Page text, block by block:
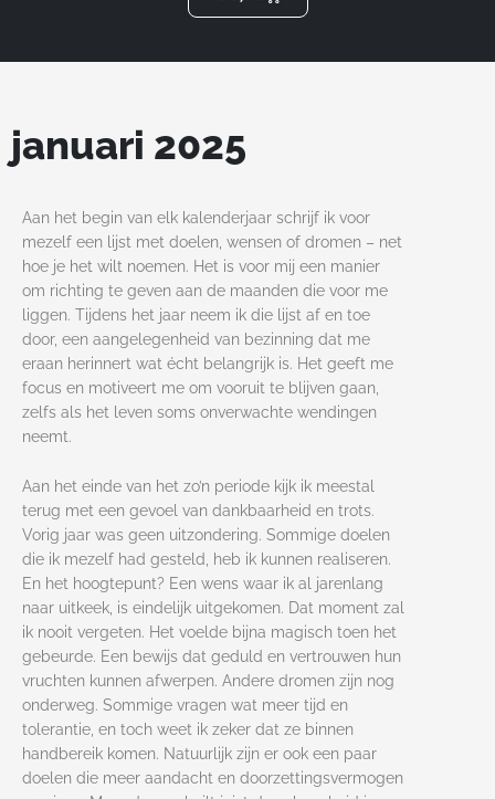
m
januari 2025
Aan het begin van elk kalenderjaar schrijf ik voor
mezelf een lijst met doelen, wensen of dromen – net
hoe je het wilt noemen. Het is voor mij een manier
om richting te geven aan de maanden die voor me
liggen. Tijdens het jaar neem ik die lijst af en toe
door, een aangelegenheid van bezinning dat me
eraan herinnert wat écht belangrijk is. Het geeft me
focus en motiveert me om vooruit te blijven gaan,
zelfs als het leven soms onverwachte wendingen
neemt.
Aan het einde van het zo’n periode kijk ik meestal
terug met een gevoel van dankbaarheid en trots.
Vorig jaar was geen uitzondering. Sommige doelen
die ik mezelf had gesteld, heb ik kunnen realiseren.
En het hoogtepunt? Een wens waar ik al jarenlang
naar uitkeek, is eindelijk uitgekomen. Dat moment zal
ik nooit vergeten. Het voelde bijna magisch toen het
gebeurde. Een bewijs dat geduld en vertrouwen hun
vruchten kunnen afwerpen. Andere dromen zijn nog
onderweg. Sommige vragen wat meer tijd en
tolerantie, en toch weet ik zeker dat ze binnen
handbereik komen. Natuurlijk zijn er ook een paar
doelen die meer aandacht en doorzettingsvermogen